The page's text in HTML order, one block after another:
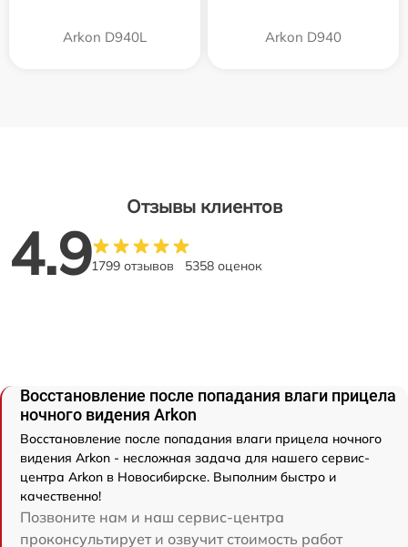
Arkon D940L Arkon D940
Отзывы клиентов
4.91799 отзывов 5358 оценок
Восстановление после попадания влаги прицела
ночного видения Arkon
Восстановление после попадания влаги прицела ночного
видения Arkon - несложная задача для нашего сервис-
центра Arkon в Новосибирске. Выполним быстро и
качественно!
Позвоните нам и наш сервис-центра
проконсультирует и озвучит стоимость работ